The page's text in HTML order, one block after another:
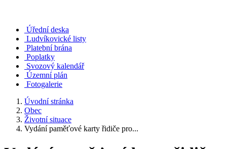
Úřední deska
Ludvíkovické listy
Platební brána
Poplatky
Svozový kalendář
Územní plán
Fotogalerie
Úvodní stránka
Obec
Životní situace
Vydání paměťové karty řidiče pro...